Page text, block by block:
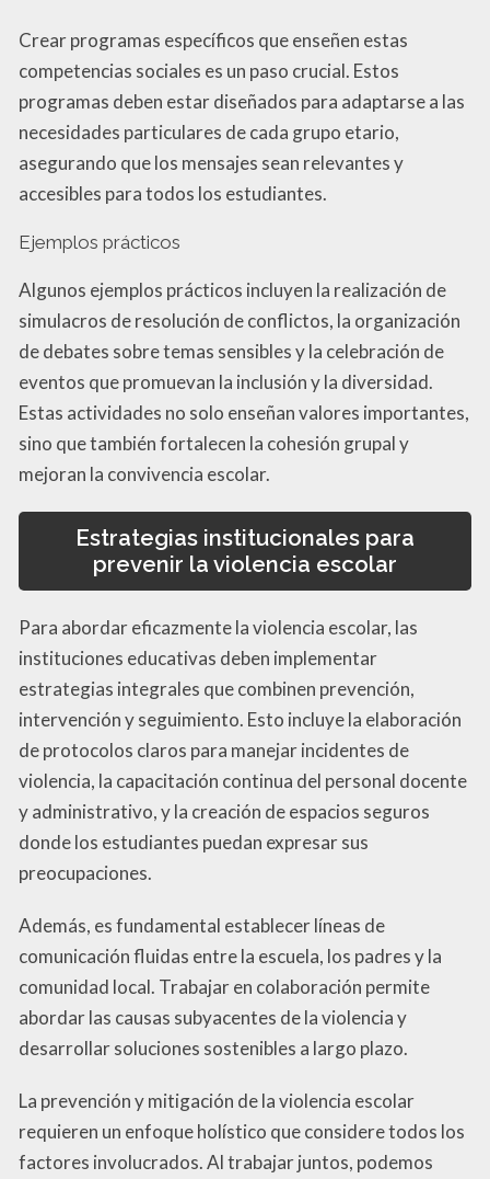
Crear programas específicos que enseñen estas
competencias sociales es un paso crucial. Estos
programas deben estar diseñados para adaptarse a las
necesidades particulares de cada grupo etario,
asegurando que los mensajes sean relevantes y
accesibles para todos los estudiantes.
Ejemplos prácticos
Algunos ejemplos prácticos incluyen la realización de
simulacros de resolución de conflictos, la organización
de debates sobre temas sensibles y la celebración de
eventos que promuevan la inclusión y la diversidad.
Estas actividades no solo enseñan valores importantes,
sino que también fortalecen la cohesión grupal y
mejoran la convivencia escolar.
Estrategias institucionales para
prevenir la violencia escolar
Para abordar eficazmente la violencia escolar, las
instituciones educativas deben implementar
estrategias integrales que combinen prevención,
intervención y seguimiento. Esto incluye la elaboración
de protocolos claros para manejar incidentes de
violencia, la capacitación continua del personal docente
y administrativo, y la creación de espacios seguros
donde los estudiantes puedan expresar sus
preocupaciones.
Además, es fundamental establecer líneas de
comunicación fluidas entre la escuela, los padres y la
comunidad local. Trabajar en colaboración permite
abordar las causas subyacentes de la violencia y
desarrollar soluciones sostenibles a largo plazo.
La prevención y mitigación de la violencia escolar
requieren un enfoque holístico que considere todos los
factores involucrados. Al trabajar juntos, podemos